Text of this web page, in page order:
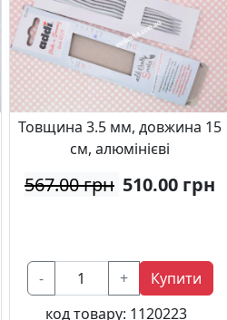
Товщина 3.5 мм, довжина 15
см, алюмінієві
567.00 грн 510.00 грн
- +
Купити
код товару: 1120223